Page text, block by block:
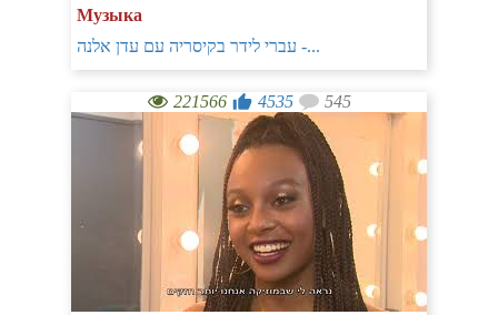
Музыка
עברי לידר בקיסריה עם עדן אלנה -...
221566 4535 545